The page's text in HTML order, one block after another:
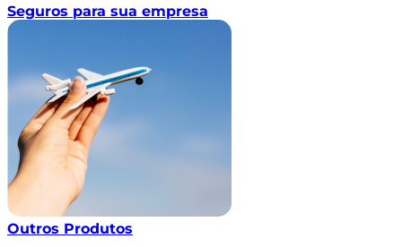
Seguros para sua empresa
Outros Produtos